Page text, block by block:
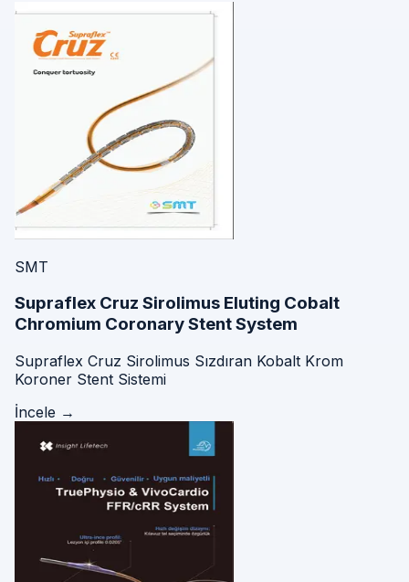
SMT
Supraflex Cruz Sirolimus Eluting Cobalt
Chromium Coronary Stent System
Supraflex Cruz Sirolimus Sızdıran Kobalt Krom
Koroner Stent Sistemi
İncele →